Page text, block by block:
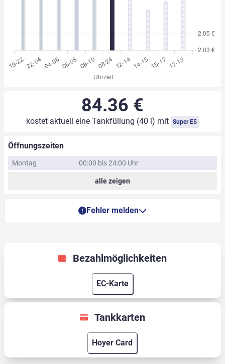
84.36 €
kostet aktuell eine Tankfüllung (40 l) mit Super E5
Öffnungszeiten
Montag 00:00 bis 24:00 Uhr
alle zeigen
Fehler melden
Bezahlmöglichkeiten
EC-Karte
Tankkarten
Hoyer Card